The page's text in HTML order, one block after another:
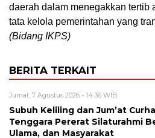
daerah dalam menegakkan tertib
tata kelola pemerintahan yang
(Bidang IKPS)
BERITA TERKAIT
Jumat, 7 Agustus 2026 - 14:36 WIB
Subuh Keliling dan Jum’at
Tenggara Pererat Silaturahmi
Ulama, dan Masyarakat